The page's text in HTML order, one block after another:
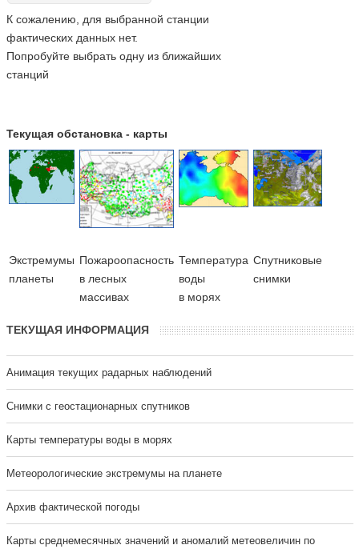
К сожалению, для выбранной станции
фактических данных нет.
Попробуйте выбрать одну из ближайших
станций
Текущая обстановка - карты
Экстремумы
планеты
Пожароопасность
в лесных
массивах
Температура
воды
в морях
Cпутниковые
снимки
ТЕКУЩАЯ ИНФОРМАЦИЯ
Анимация текущих радарных наблюдений
Cнимки с геостационарных спутников
Карты температуры воды в морях
Метеорологические экстремумы на планете
Архив фактической погоды
Карты среднемесячных значений и аномалий метеовеличин по